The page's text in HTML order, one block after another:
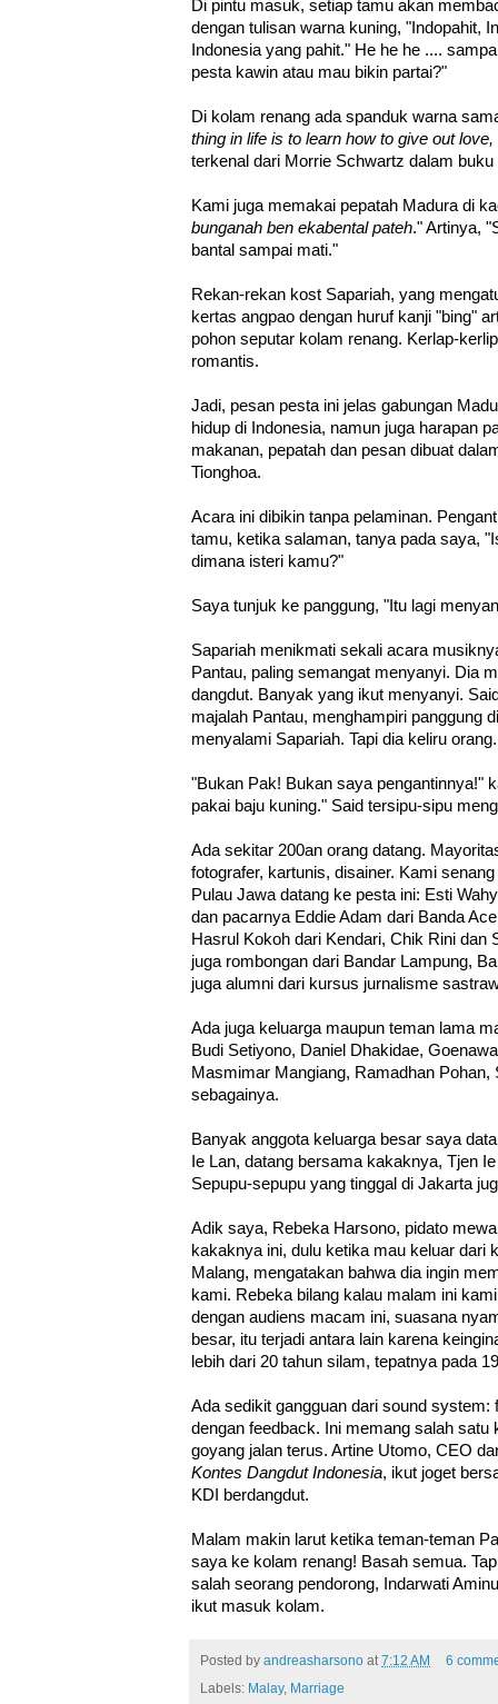
Di pintu masuk, setiap tamu akan
dengan tulisan warna kuning, "Indopahit,
Indonesia yang pahit." He he he ....
pesta kawin atau mau bikin partai?"
Di kolam renang ada spanduk warna
thing in life is to learn how to give out
terkenal dari Morrie Schwartz dalam buku
Kami juga memakai pepatah Madura di
bunganah ben ekabental pateh." Artinya,
bantal sampai mati."
Rekan-rekan kost Sapariah, yang
kertas angpao dengan huruf kanji "bing"
pohon seputar kolam renang. Kerlap-
romantis.
Jadi, pesan pesta ini jelas gabungan
hidup di Indonesia, namun juga harapan
makanan, pepatah dan pesan dibuat
Tionghoa.
Acara ini dibikin tanpa pelaminan.
tamu, ketika salaman, tanya pada saya,
dimana isteri kamu?"
Saya tunjuk ke panggung, "Itu lagi
Sapariah menikmati sekali acara
Pantau, paling semangat menyanyi. Dia
dangdut. Banyak yang ikut menyanyi.
majalah Pantau, menghampiri panggung
menyalami Sapariah. Tapi dia keliru orang.
"Bukan Pak! Bukan saya pengantinnya!"
pakai baju kuning." Said tersipu-sipu
Ada sekitar 200an orang datang.
fotografer, kartunis, disainer. Kami
Pulau Jawa datang ke pesta ini: Esti
dan pacarnya Eddie Adam dari Banda
Hasrul Kokoh dari Kendari, Chik Rini dan
juga rombongan dari Bandar Lampung,
juga alumni dari kursus jurnalisme
Ada juga keluarga maupun teman lama
Budi Setiyono, Daniel Dhakidae,
Masmimar Mangiang, Ramadhan Pohan,
sebagainya.
Banyak anggota keluarga besar saya
Ie Lan, datang bersama kakaknya, Tjen
Sepupu-sepupu yang tinggal di Jakarta
Adik saya, Rebeka Harsono, pidato
kakaknya ini, dulu ketika mau keluar dari
Malang, mengatakan bahwa dia ingin
kami. Rebeka bilang kalau malam ini
dengan audiens macam ini, suasana
besar, itu terjadi antara lain karena
lebih dari 20 tahun silam, tepatnya pada
Ada sedikit gangguan dari sound
dengan feedback. Ini memang salah satu
goyang jalan terus. Artine Utomo, CEO
Kontes Dangdut Indonesia, ikut joget
KDI berdangdut.
Malam makin larut ketika teman-teman
saya ke kolam renang! Basah semua.
salah seorang pendorong, Indarwati
ikut masuk kolam.
Posted by andreasharsono at7:12 AM
6
Labels: Malay, Marriage